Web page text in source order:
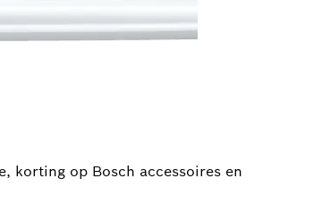
korting op Bosch accessoires en